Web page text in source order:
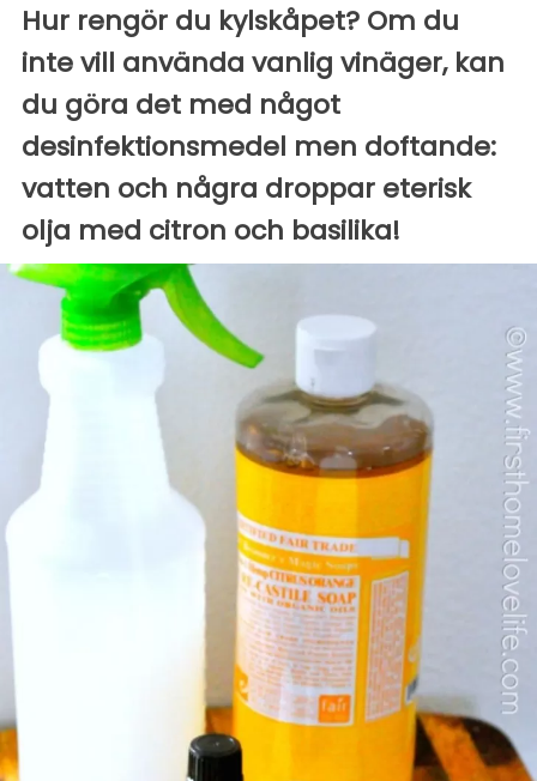
Hur rengör du kylskåpet? Om du
inte vill använda vanlig vinäger, kan
du göra det med något
desinfektionsmedel men doftande:
vatten och några droppar eterisk
olja med citron och basilika!